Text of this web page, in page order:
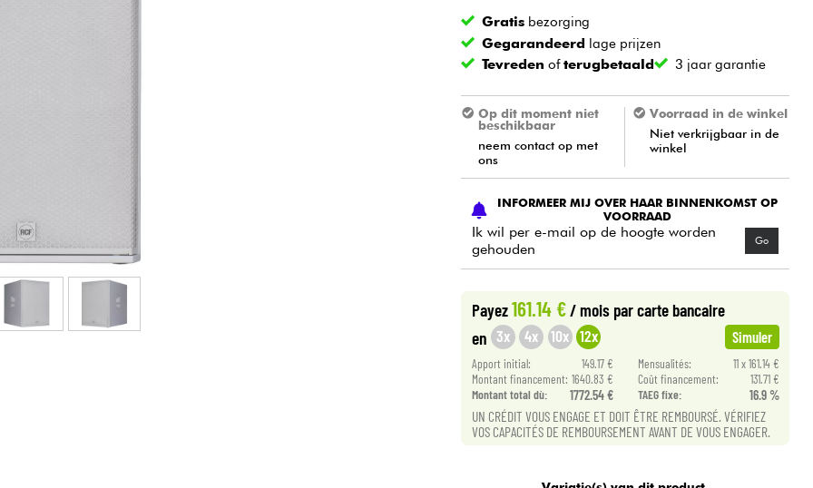
Kinderen Kabels & toebehoren
Gratis bezorging
Gegarandeerd lage prijzen
Tevreden ofterugbetaald 3 jaar garantie
Op dit moment niet
beschikbaar
neem contact op met
ons
Voorraad in de winkel
Niet verkrijgbaar in de
winkel
INFORMEER MIJ OVER HAAR BINNENKOMST OP
VOORRAAD
Ik wil per e-mail op de hoogte worden
gehouden
Go
Payez161.14 €/ mois par carte bancaire
en 3x 4x 10x 12x Simuler
Apport initial: 149.17 € Mensualités:
11 x 161.14 €
Montant financement: 1640.83 € Coût financement:
131.71 €
Montant total dù:
1772.54 € TAEG fixe: 16.9 %
UN CRÉDIT VOUS ENGAGE ET DOIT ÊTRE REMBOURSÉ. VÉRIFIEZ
VOS CAPACITÉS DE REMBOURSEMENT AVANT DE VOUS ENGAGER.